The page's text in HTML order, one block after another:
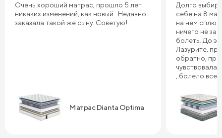
Очень хороший матрас, прошло 5 лет
никаких изменений, как новый. Недавно
заказала такой же сыну. Советую!
Матрас Dianta Optima
Долго
себе на 8
на нем сплю.
ничего не
болеть. До
Лазурите,
обратно,
чувствовала
, болело все
Сонум к
дня .